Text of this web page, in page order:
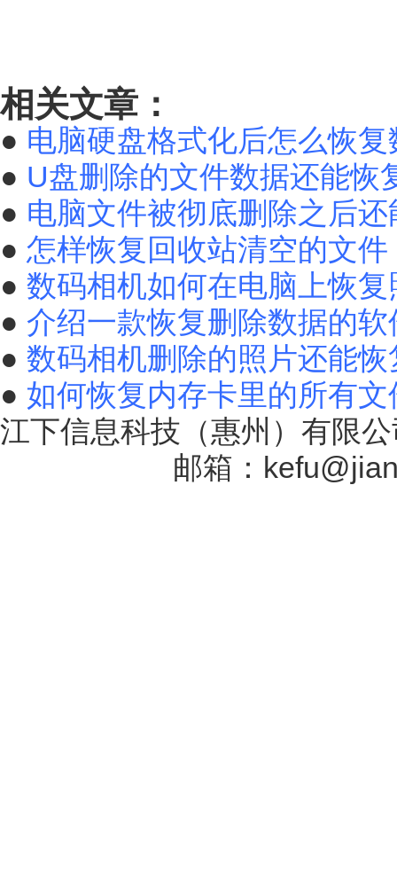
相关文章：
● 电脑硬盘格式化后怎么恢复
● U盘删除的文件数据还能恢
● 电脑文件被彻底删除之后
● 怎样恢复回收站清空的文件
● 数码相机如何在电脑上恢复
● 介绍一款恢复删除数据的软
● 数码相机删除的照片还能恢
● 如何恢复内存卡里的所有文
江下信息科技（惠州）有限
邮箱：